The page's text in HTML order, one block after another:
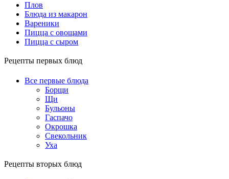
Плов
Блюда из макарон
Вареники
Пицца с овощами
Пицца с сыром
Рецепты первых блюд
Все первые блюда
Борщи
Щи
Бульоны
Гаспачо
Окрошка
Свекольник
Уха
Рецепты вторых блюд